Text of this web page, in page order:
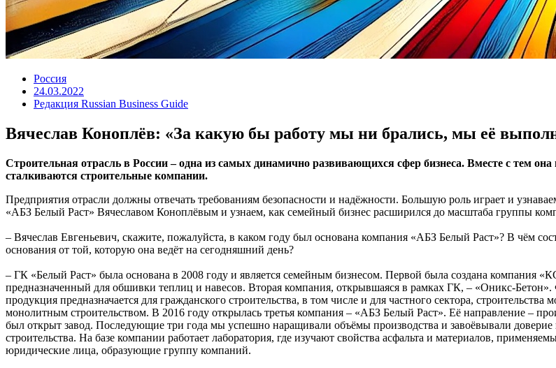
Россия
24.03.2022
Редакция Russian Business Guide
Вячеслав Коноплёв: «За какую бы работу мы ни брались, мы её
Строительная отрасль в России – одна из самых динамично развивающихся сфер бизнеса. Вместе с тем
сталкиваются строительные компании.
Предприятия отрасли должны отвечать требованиям безопасности и надёжности. Большую роль играет и
«АБЗ Белый Раст» Вячеславом Коноплёвым и узнаем, как семейный бизнес расширился до масштаба группы
– Вячеслав Евгеньевич, скажите, пожалуйста, в каком году был основана компания «АБЗ Белый Раст»? В чём
основания от той, которую она ведёт на сегодняшний день?
– ГК «Белый Раст» была основана в 2008 году и является семейным бизнесом. Первой была создана компания
предназначенный для обшивки теплиц и навесов. Вторая компания, открывшаяся в рамках ГК, – «Оникс-
продукция предназначается для гражданского строительства, в том числе и для частного сектора,
монолитным строительством. В 2016 году открылась третья компания – «АБЗ Белый Раст». Её направление –
был открыт завод. Последующие три года мы успешно наращивали объёмы производства и завоёвывали
строительства. На базе компании работает лаборатория, где изучают свойства асфальта и материалов,
юридические лица, образующие группу компаний.